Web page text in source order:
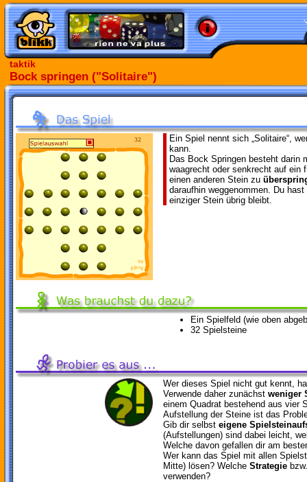
taktik
Bock springen ("Solitaire")
Ein Spiel nennt sich „Solitaire“,
kann.
Das Bock Springen besteht darin
waagrecht oder senkrecht auf ein
einen anderen Stein zu
daraufhin weggenommen. Du
einziger Stein übrig bleibt.
Ein Spielfeld (wie oben
32 Spielsteine
Wer dieses Spiel nicht gut kennt,
Verwende daher zunächst weniger
einem Quadrat bestehend aus vier
Aufstellung der Steine ist das
Gib dir selbst eigene
(Aufstellungen) sind dabei leicht,
Welche davon gefallen dir am
Wer kann das Spiel mit allen
Mitte) lösen? Welche Strategie
verwenden?